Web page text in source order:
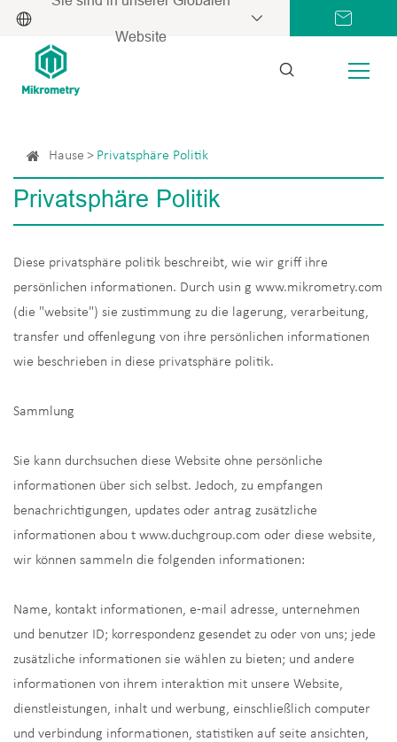
Website
Hause Privatsphäre Politik
Privatsphäre Politik
Diese privatsphäre politik beschreibt, wie wir griff ihre
persönlichen informationen. Durch usin g www.mikrometry.com
(die "website") sie zustimmung zu die lagerung, verarbeitung,
transfer und offenlegung von ihre persönlichen informationen
wie beschrieben in diese privatsphäre politik.
Sammlung
Sie kann durchsuchen diese Website ohne persönliche
informationen über sich selbst. Jedoch, zu empfangen
benachrichtigungen, updates oder antrag zusätzliche
informationen abou t www.duchgroup.com oder diese website,
wir können sammeln die folgenden informationen:
Name, kontakt informationen, e-mail adresse, unternehmen
und benutzer ID; korrespondenz gesendet zu oder von uns; jede
zusätzliche informationen sie wählen zu bieten; und andere
informationen von ihrem interaktion mit unsere Website,
dienstleistungen, inhalt und werbung, einschließlich computer
und verbindung informationen, statistiken auf seite ansichten,